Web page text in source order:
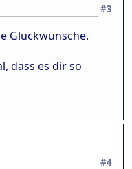
#3
Glückwünsche.
dass es dir so
#4